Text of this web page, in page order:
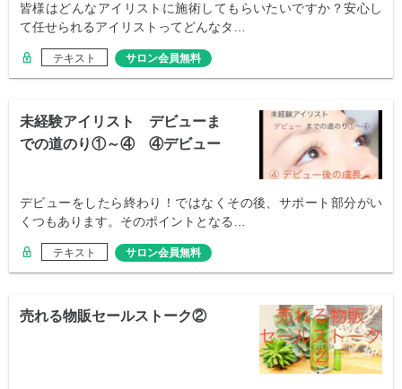
皆様はどんなアイリストに施術してもらいたいですか？安心し
て任せられるアイリストってどんなタ…
テキスト サロン会員無料
未経験アイリスト デビューま
での道のり①～④ ④デビュー
デビューをしたら終わり！ではなくその後、サポート部分がい
くつもあります。そのポイントとなる…
テキスト サロン会員無料
売れる物販セールストーク②